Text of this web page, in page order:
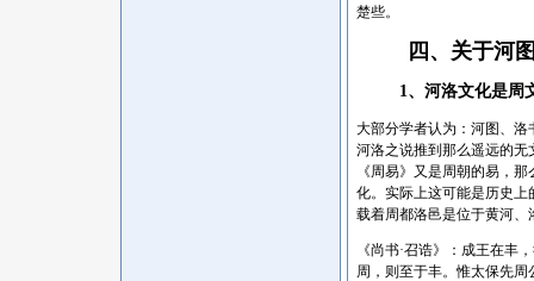
楚些。
四、关于河
1、河洛文化是周
大部分学者认为：河图、
河洛之说推到那么遥远的
《周易》又是周朝的易，
化。实际上这可能是历史
载着周都洛邑是位于黄河
《尚书·召诰》：成王在丰
周，则至于丰。惟太保先